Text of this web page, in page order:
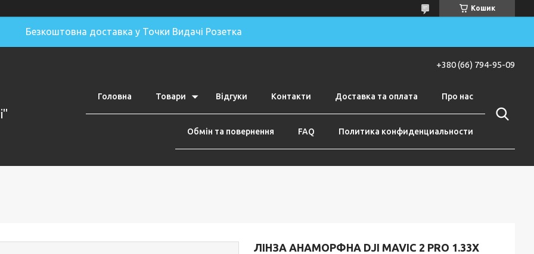
Кошик
Безкоштовна доставка у Точки Видачі Розетка
+380 (66) 794-95-09
Головна Товари Відгуки Контакти Доставка та оплата Про нас
Обмін та повернення FAQ Политика конфиденциальности
ЛІНЗА АНАМОРФНА DJI MAVIC 2 PRO 1.33X